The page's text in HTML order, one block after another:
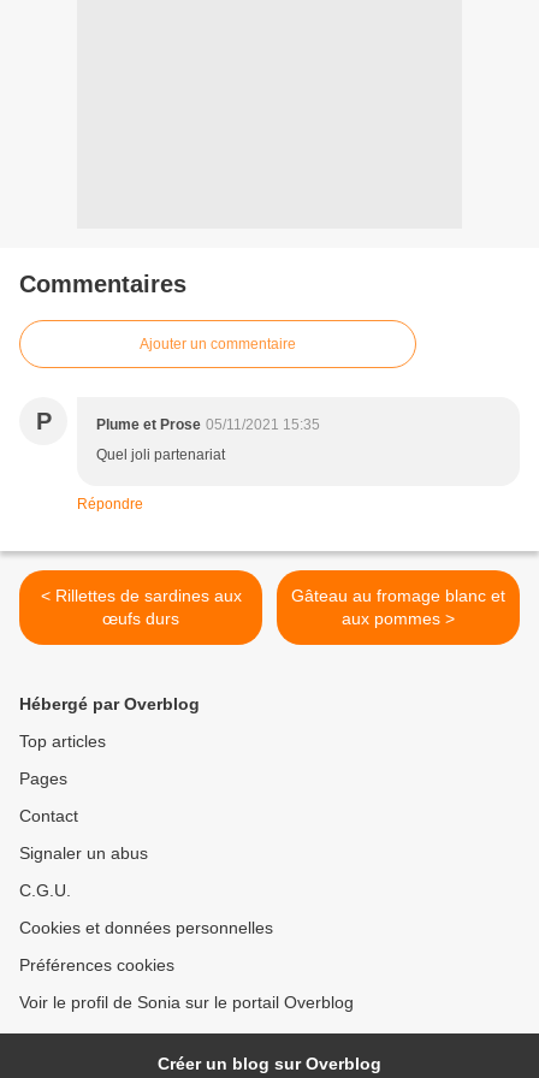
Commentaires
Ajouter un commentaire
P Plume et Prose 05/11/2021 15:35
Quel joli partenariat
Répondre
< Rillettes de sardines aux
œufs durs
Gâteau au fromage blanc et
aux pommes >
Hébergé par Overblog
Top articles
Pages
Contact
Signaler un abus
C.G.U.
Cookies et données personnelles
Préférences cookies
Voir le profil de Sonia sur le portail Overblog
Créer un blog sur Overblog